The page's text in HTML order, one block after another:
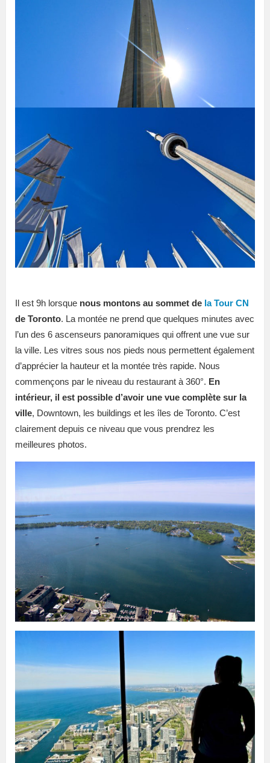
Il est 9h lorsque nous montons au sommet de la Tour CN
de Toronto. La montée ne prend que quelques minutes avec
l’un des 6 ascenseurs panoramiques qui offrent une vue sur
la ville. Les vitres sous nos pieds nous permettent également
d’apprécier la hauteur et la montée très rapide. Nous
commençons par le niveau du restaurant à 360°. En
intérieur, il est possible d’avoir une vue complète sur la
ville, Downtown, les buildings et les îles de Toronto. C’est
clairement depuis ce niveau que vous prendrez les
meilleures photos.